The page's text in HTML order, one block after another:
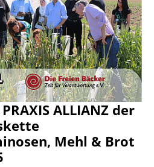
ALLIANZ der
Mehl & Brot